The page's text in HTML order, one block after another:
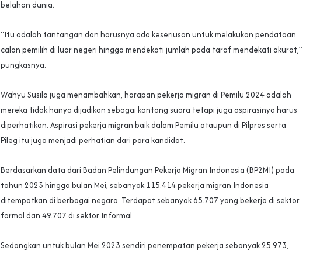
belahan dunia.
“Itu adalah tantangan dan harusnya ada keseriusan untuk melakukan pendataan
calon pemilih di luar negeri hingga mendekati jumlah pada taraf mendekati akurat,”
pungkasnya.
Wahyu Susilo juga menambahkan, harapan pekerja migran di Pemilu 2024 adalah
mereka tidak hanya dijadikan sebagai kantong suara tetapi juga aspirasinya harus
diperhatikan. Aspirasi pekerja migran baik dalam Pemilu ataupun di Pilpres serta
Pileg itu juga menjadi perhatian dari para kandidat.
Berdasarkan data dari Badan Pelindungan Pekerja Migran Indonesia (BP2MI) pada
tahun 2023 hingga bulan Mei, sebanyak 115.414 pekerja migran Indonesia
ditempatkan di berbagai negara. Terdapat sebanyak 65.707 yang bekerja di sektor
formal dan 49.707 di sektor Informal.
Sedangkan untuk bulan Mei 2023 sendiri penempatan pekerja sebanyak 25.973,